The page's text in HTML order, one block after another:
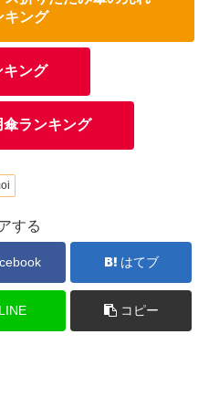
キング
キング
傘ランキング
する
はてブ
LINE コピー